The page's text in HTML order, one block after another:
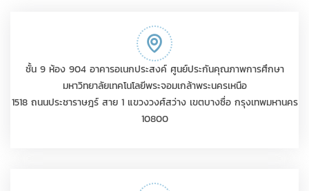
ชั้น 9 ห้อง 904 อาคารอเนกประสงค์ ศูนย์ประกันคุณภาพการศึกษา
มหาวิทยาลัยเทคโนโลยีพระจอมเกล้าพระนครเหนือ
1518 ถนนประชาราษฎร์ สาย 1 แขวงวงศ์สว่าง เขตบางซื่อ กรุงเทพมหานคร
10800